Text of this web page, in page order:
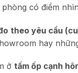
có điểm
theo yêu cầu
hay
ở tấm ốp cạnh